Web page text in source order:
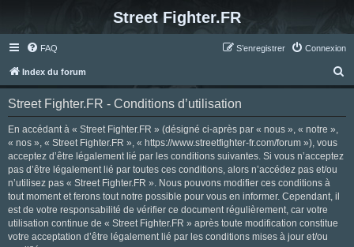
Street Fighter.FR
FAQ Connexion
S’enregistrer
Index du forum
e
Street Fighter.FR - Conditions d’utilisation
En accédant à « Street Fighter.FR » (désigné ci-après par « nous », « notre »,
« nos », « Street Fighter.FR », « https://www.streetfighter-fr.com/forum »), vous
acceptez d’être légalement lié par les conditions suivantes. Si vous n’acceptez
pas d’être légalement lié par toutes ces conditions, alors n’accédez pas et/ou
n’utilisez pas « Street Fighter.FR ». Nous pouvons modifier ces conditions à
tout moment et ferons tout notre possible pour vous en informer. Cependant, il
est de votre responsabilité de vérifier ce document régulièrement, car votre
utilisation continue de « Street Fighter.FR » après toute modification constitue
votre acceptation d’être légalement lié par les conditions mises à jour et/ou